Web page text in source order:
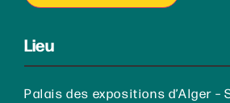
Lieu
Palais des expositions d’Alger –